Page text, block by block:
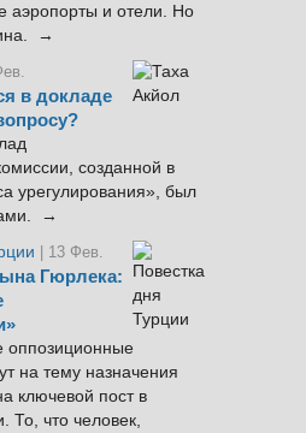
аэропорты и отели. Но
→
в докладе
созданной в
урегулирования», был
→
| 13 Фев.
Гюрлека:
оппозиционные
на тему назначения
ключевой пост в
То, что человек,